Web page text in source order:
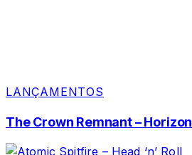
LANÇAMENTOS
The Crown Remnant – Horizon